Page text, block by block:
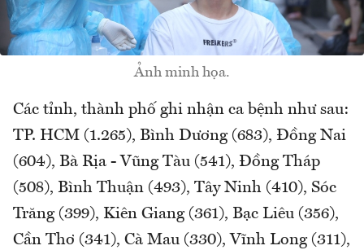
Ảnh minh họa.
Các tỉnh, thành phố ghi nhận ca bệnh như sau:
TP. HCM (1.265), Bình Dương (683), Đồng Nai
(604), Bà Rịa - Vũng Tàu (541), Đồng Tháp
(508), Bình Thuận (493), Tây Ninh (410), Sóc
Trăng (399), Kiên Giang (361), Bạc Liêu (356),
Cần Thơ (341), Cà Mau (330), Vĩnh Long (311),